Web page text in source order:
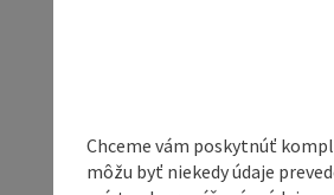
Chceme vám poskytnúť
môžu byť niekedy údaje